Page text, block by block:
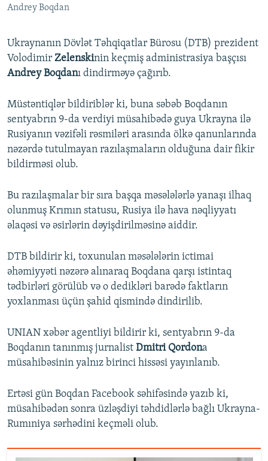
BIZIMLƏ ƏLAQƏ
Andrey Boqdan
Ukraynanın Dövlət Təhqiqatlar Bürosu (DTB) prezident
Volodimir Zelenskinin keçmiş administrasiya başçısı
Andrey Boqdanı dindirməyə çağırıb.
Müstəntiqlər bildiriblər ki, buna səbəb Boqdanın
sentyabrın 9-da verdiyi müsahibədə guya Ukrayna ilə
Rusiyanın vəzifəli rəsmiləri arasında ölkə qanunlarında
nəzərdə tutulmayan razılaşmaların olduğuna dair fikir
bildirməsi olub.
Bu razılaşmalar bir sıra başqa məsələlərlə yanaşı ilhaq
olunmuş Krımın statusu, Rusiya ilə hava nəqliyyatı
əlaqəsi və əsirlərin dəyişdirilməsinə aiddir.
DTB bildirir ki, toxunulan məsələlərin ictimai
əhəmiyyəti nəzərə alınaraq Boqdana qarşı istintaq
tədbirləri görülüb və o dedikləri barədə faktların
yoxlanması üçün şahid qismində dindirilib.
UNIAN xəbər agentliyi bildirir ki, sentyabrın 9-da
Boqdanın tanınmış jurnalist Dmitri Qordona
müsahibəsinin yalnız birinci hissəsi yayınlanıb.
Ertəsi gün Boqdan Facebook səhifəsində yazıb ki,
müsahibədən sonra üzləşdiyi təhdidlərlə bağlı Ukrayna-
Rumıniya sərhədini keçməli olub.